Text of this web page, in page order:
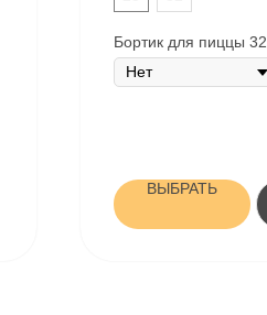
Бортик для пиццы 32
ВЫБРАТЬ